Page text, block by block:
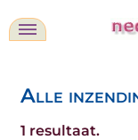
Alle
1 resultaat.